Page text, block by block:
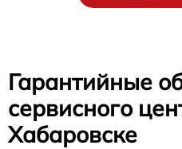
Гарантийные
сервисного
Хабаровске